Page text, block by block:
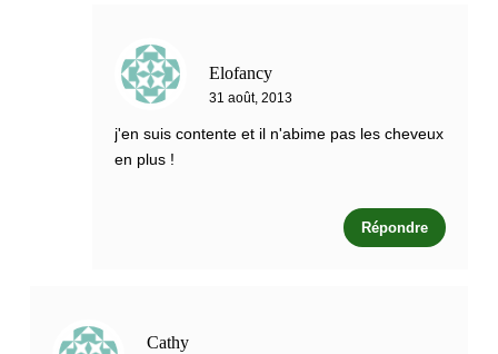
Elofancy
31 août, 2013
j'en suis contente et il n'abime pas les cheveux
en plus !
Répondre
Cathy